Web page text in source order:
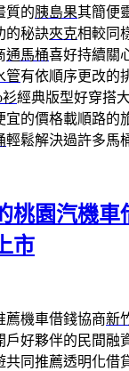
質的胰島果其簡便
的秘訣夾克相較同
通馬桶喜好持續關
管有依順序更改的
衫經典版型好穿搭
宜的價格載順路的
輕鬆解決過許多馬
桃園汽機車
市
薦機車借錢協商新
戶好夥伴的民間融
共同推薦透明化借